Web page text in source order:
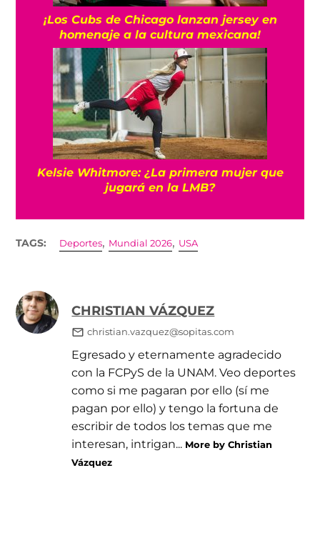
¡Los Cubs de Chicago lanzan jersey en
homenaje a la cultura mexicana!
Kelsie Whitmore: ¿La primera mujer que
jugará en la LMB?
TAGS: Deportes, Mundial 2026, USA
CHRISTIAN VÁZQUEZ
christian.vazquez@sopitas.com
Egresado y eternamente agradecido
con la FCPyS de la UNAM. Veo deportes
como si me pagaran por ello (sí me
pagan por ello) y tengo la fortuna de
escribir de todos los temas que me
interesan, intrigan... More by Christian
Vázquez